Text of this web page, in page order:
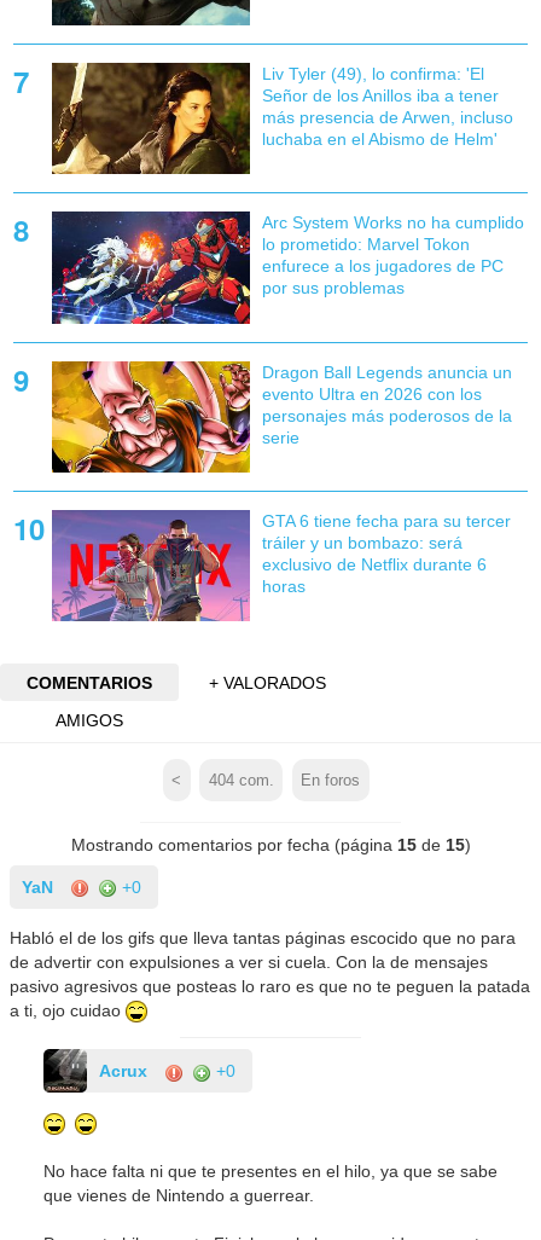
Liv Tyler (49), lo confirma: 'El
Señor de los Anillos iba a tener
más presencia de Arwen, incluso
luchaba en el Abismo de Helm'
Arc System Works no ha cumplido
lo prometido: Marvel Tokon
enfurece a los jugadores de PC
por sus problemas
Dragon Ball Legends anuncia un
evento Ultra en 2026 con los
personajes más poderosos de la
serie
GTA 6 tiene fecha para su tercer
tráiler y un bombazo: será
exclusivo de Netflix durante 6
horas
COMENTARIOS
+ VALORADOS
AMIGOS
< 404com. En foros
Mostrando comentarios por fecha (página 15de 15)
YaN +0
Habló el de los gifs que lleva tantas páginas escocido que no para
de advertir con expulsiones a ver si cuela. Con la de mensajes
pasivo agresivos que posteas lo raro es que no te peguen la patada
a ti, ojo cuidao
Acrux +0
No hace falta ni que te presentes en el hilo, ya que se sabe
que vienes de Nintendo a guerrear.